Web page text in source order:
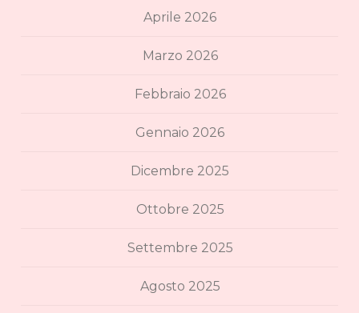
Aprile 2026
Marzo 2026
Febbraio 2026
Gennaio 2026
Dicembre 2025
Ottobre 2025
Settembre 2025
Agosto 2025